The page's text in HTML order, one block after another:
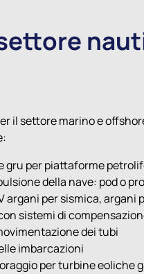
il settore marino e
gru per piattaforme
della nave: pod o
argani per sismica, argani
sistemi di
dei tubi
imbarcazioni
per turbine eoliche